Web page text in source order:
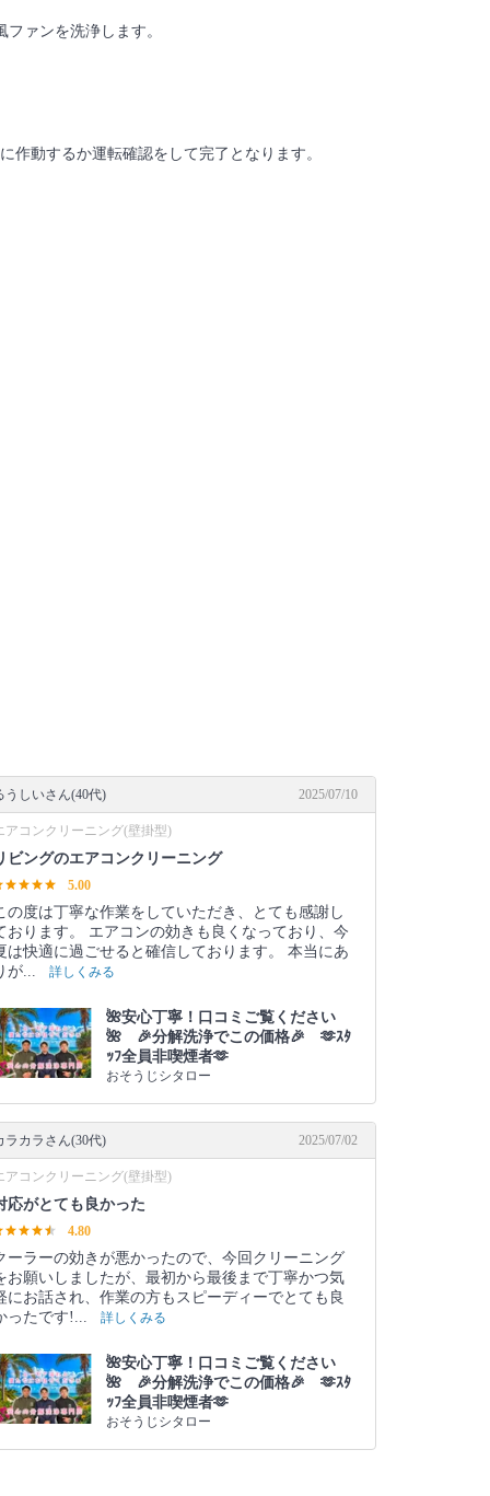
ァンを洗浄します。
動するか運転確認をして完了となります。
うしいさん(40代) 2025/07/10
アコンクリーニング(壁掛型)
ビングのエアコンクリーニング
5.00
の度は丁寧な作業をしていただき、とても感謝し
おります。 エアコンの効きも良くなっており、今
は快適に過ごせると確信しております。 本当にあ
が...
詳しくみる
🌺安心丁寧！口コミご覧ください
🌺 🎉分解洗浄でこの価格🎉 🫶ｽﾀ
ｯﾌ全員非喫煙者🫶
おそうじシタロー
ラカラさん(30代) 2025/07/02
アコンクリーニング(壁掛型)
応がとても良かった
4.80
ーラーの効きが悪かったので、今回クリーニング
お願いしましたが、最初から最後まで丁寧かつ気
にお話され、作業の方もスピーディーでとても良
ったです!...
詳しくみる
🌺安心丁寧！口コミご覧ください
🌺 🎉分解洗浄でこの価格🎉 🫶ｽﾀ
ｯﾌ全員非喫煙者🫶
おそうじシタロー